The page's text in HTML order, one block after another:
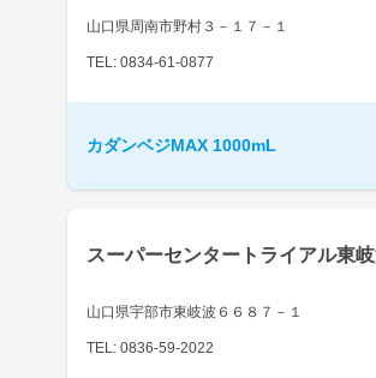
山口県周南市野村３－１７－１
TEL: 0834-61-0877
カダンベジMAX 1000mL
スーパーセンタートライアル東
山口県宇部市東岐波６６８７－１
TEL: 0836-59-2022